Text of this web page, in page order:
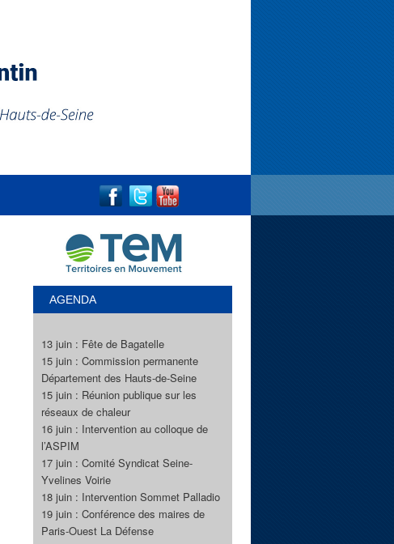
AGENDA
13 juin : Fête de Bagatelle
15 juin : Commission permanente
Département des Hauts-de-Seine
15 juin : Réunion publique sur les
réseaux de chaleur
16 juin : Intervention au colloque de
l’ASPIM
17 juin : Comité Syndicat Seine-
Yvelines Voirie
18 juin : Intervention Sommet Palladio
19 juin : Conférence des maires de
Paris-Ouest La Défense